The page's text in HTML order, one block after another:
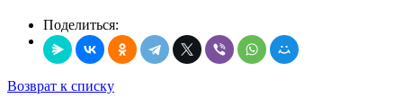
Поделиться:
Возврат к списку